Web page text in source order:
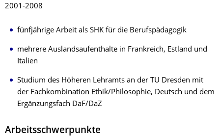
2001-2008
fünfjährige Arbeit als SHK für die Berufspädagogik
mehrere Auslandsaufenthalte in Frankreich, Estland und
Italien
Studium des Höheren Lehramts an der TU Dresden mit
der Fachkombination Ethik/Philosophie, Deutsch und dem
Ergänzungsfach DaF/DaZ
Arbeitsschwerpunkte